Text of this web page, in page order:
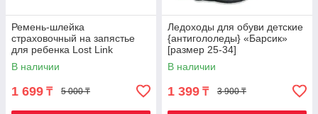
Ремень-шлейка
страховочный на запястье
для ребенка Lost Link
(Оранжевый / 1,5 метра)
В наличии
1 699 ₸ 5 000 ₸
Ледоходы для обуви детские
{антигололеды} «Барсик»
[размер 25-34]
В наличии
1 399 ₸ 3 900 ₸